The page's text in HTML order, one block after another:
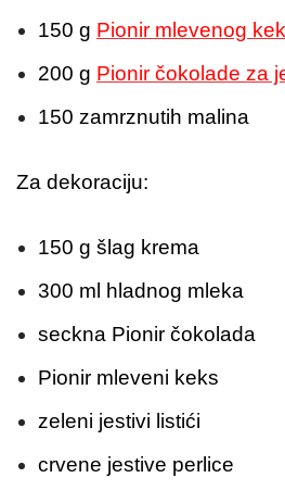
150 g Pionir mlevenog
200 g Pionir čokolade za
150 zamrznutih malina
Za dekoraciju:
150 g šlag krema
300 ml hladnog mleka
seckna Pionir čokolada
Pionir mleveni keks
zeleni jestivi listići
crvene jestive perlice